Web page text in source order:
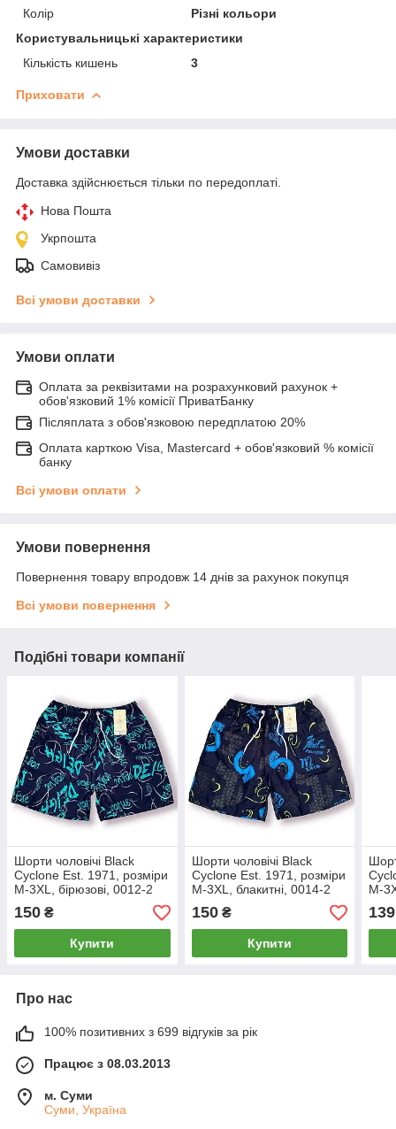
Колір
Різні кольори
Користувальницькі характеристики
Кількість кишень
3
Приховати
Умови доставки
Доставка здійснюється тільки по передоплаті.
Нова Пошта
Укрпошта
Самовивіз
Всі умови доставки
Умови оплати
Оплата за реквізитами на розрахунковий рахунок +
обов'язковий 1% комісії ПриватБанку
Післяплата з обов'язковою передплатою 20%
Оплата карткою Visa, Mastercard + обов'язковий % комісії
банку
Всі умови оплати
Умови повернення
Повернення товару впродовж 14 днів за рахунок покупця
Всі умови повернення
Подібні товари компанії
Шорти чоловічі Black
Cyclone Est. 1971, розміри
M-3XL, бірюзові, 0012-2
150 ₴
Купити
Шорти чоловічі Black
Cyclone Est. 1971, розміри
M-3XL, блакитні, 0014-2
150₴
Купити
M-
Про нас
100% позитивних з 699 відгуків за рік
Працює з 08.03.2013
м. Суми
Суми, Україна